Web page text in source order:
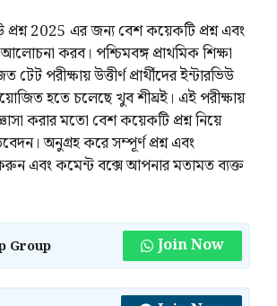
প্রশ্ন 2025 এর জন্য বেশ কয়েকটি প্রশ্ন এবং
করব। পশ্চিমবঙ্গ প্রাথমিক শিক্ষা
টেট পরীক্ষায় উত্তীর্ণ প্রার্থীদের ইন্টারভিউ
হতে চলেছে খুব শীঘ্রই। এই পরীক্ষায়
করার মতো বেশ কয়েকটি প্রশ্ন নিয়ে
অনুগ্রহ করে সম্পূর্ণ প্রশ্ন এবং
এবং কমেন্ট বক্সে আপনার মতামত ব্যক্ত
Group Join Now